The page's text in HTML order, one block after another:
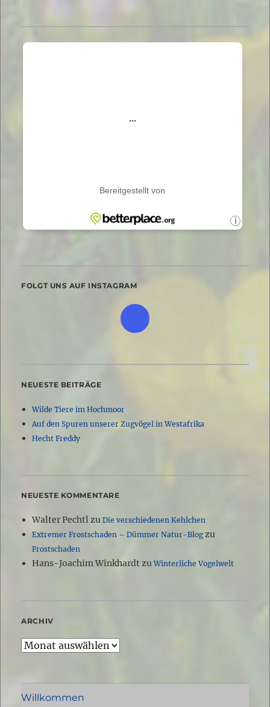
FOLGT UNS AUF INSTAGRAM
NEUESTE BEITRÄGE
Wilde Tiere im Hochmoor
Auf den Spuren unserer Zugvögel in Westafrika
Hecht Freddy
NEUESTE KOMMENTARE
Walter Pechtlzu Die verschiedenen Kehlchen
Extremer Frostschaden – Dümmer Natur-Blogzu
Frostschaden
Hans-Joachim WinkhardtzuWinterliche Vogelwelt
ARCHIV
Archiv
Willkommen